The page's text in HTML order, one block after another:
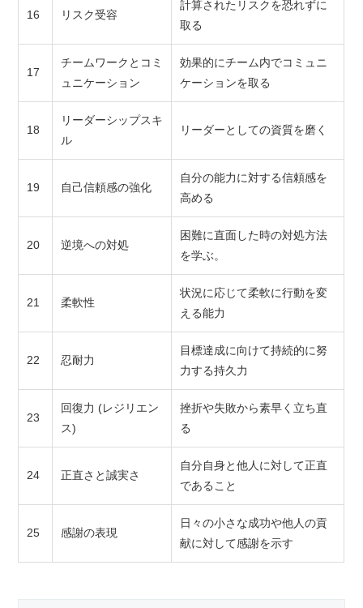
16 リスク受容
計算されたリスクを恐れずに
取る
17
チームワークとコミ
ュニケーション
効果的にチーム内でコミュニ
ケーションを取る
18
リーダーシップスキ
ル
リーダーとしての資質を磨く
19 自己信頼感の強化
自分の能力に対する信頼感を
高める
20 逆境への対処
困難に直面した時の対処方法
を学ぶ。
21 柔軟性
状況に応じて柔軟に行動を変
える能力
22 忍耐力
目標達成に向けて持続的に努
力する持久力
23
回復力 (レジリエン
ス)
挫折や失敗から素早く立ち直
る
24 正直さと誠実さ
自分自身と他人に対して正直
であること
25 感謝の表現
日々の小さな成功や他人の貢
献に対して感謝を示す